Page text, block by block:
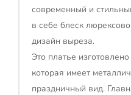
современный и
в себе блеск
дизайн выреза.
Это платье
которая имеет
праздничный вид.